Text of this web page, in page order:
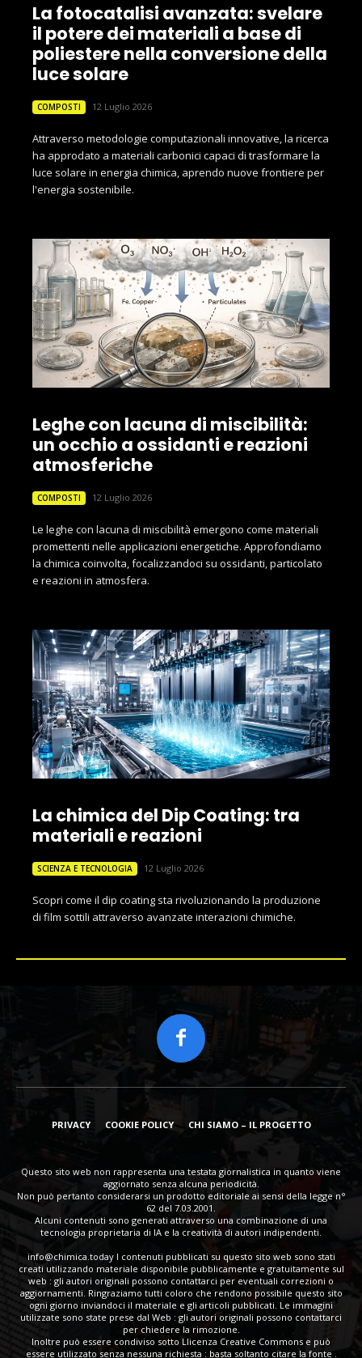
La fotocatalisi avanzata: svelare
il potere dei materiali a base di
poliestere nella conversione della
luce solare
COMPOSTI 12 Luglio 2026
Attraverso metodologie computazionali innovative, la ricerca
ha approdato a materiali carbonici capaci di trasformare la
luce solare in energia chimica, aprendo nuove frontiere per
l'energia sostenibile.
Leghe con lacuna di miscibilità:
un occhio a ossidanti e reazioni
atmosferiche
COMPOSTI 12 Luglio 2026
Le leghe con lacuna di miscibilità emergono come materiali
promettenti nelle applicazioni energetiche. Approfondiamo
la chimica coinvolta, focalizzandoci su ossidanti, particolato
e reazioni in atmosfera.
La chimica del Dip Coating: tra
materiali e reazioni
SCIENZA E TECNOLOGIA 12 Luglio 2026
Scopri come il dip coating sta rivoluzionando la produzione
di film sottili attraverso avanzate interazioni chimiche.
PRIVACY COOKIE POLICY CHI SIAMO – IL PROGETTO
Questo sito web non rappresenta una testata giornalistica in quanto viene
aggiornato senza alcuna periodicità.
Non può pertanto considerarsi un prodotto editoriale ai sensi della legge n°
62 del 7.03.2001.
Alcuni contenuti sono generati attraverso una combinazione di una
tecnologia proprietaria di IA e la creatività di autori indipendenti.
info@chimica.todayI contenuti pubblicati su questo sito web sono stati
creati utilizzando materiale disponibile pubblicamente e gratuitamente sul
web : gli autori originali possono contattarci per eventuali correzioni o
aggiornamenti. Ringraziamo tutti coloro che rendono possibile questo sito
ogni giorno inviandoci il materiale e gli articoli pubblicati. Le immagini
utilizzate sono state prese dal Web : gli autori originali possono contattarci
per chiedere la rimozione.
Inoltre può essere condiviso sotto Llicenza Creative Commons e può
essere utilizzato senza nessuna richiesta : basta soltanto citare la fonte .